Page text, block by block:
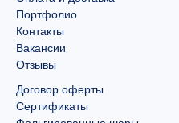
Портфолио
Контакты
Вакансии
Отзывы
Договор оферты
Сертификаты